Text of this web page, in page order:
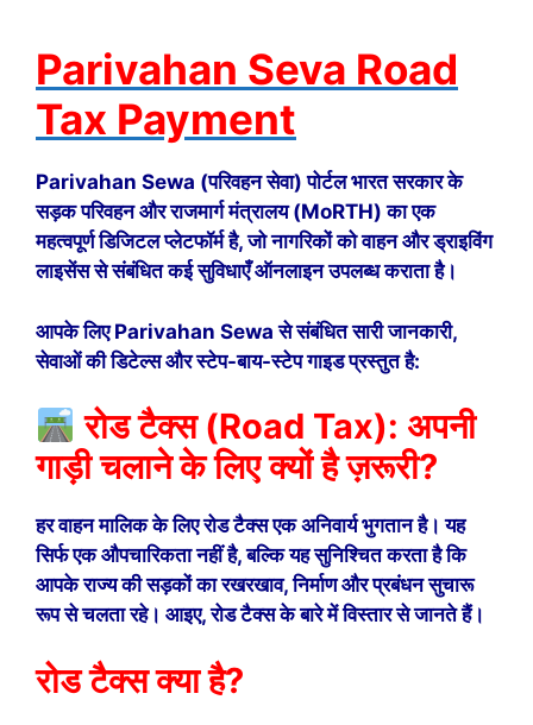
Parivahan Seva Road
Tax Payment
Parivahan Sewa (परिवहन सेवा) पोर्टल भारत सरकार के
सड़क परिवहन और राजमार्ग मंत्रालय (MoRTH) का एक
महत्वपूर्ण डिजिटल प्लेटफॉर्म है, जो नागरिकों को वाहन और ड्राइविंग
लाइसेंस से संबंधित कई सुविधाएँ ऑनलाइन उपलब्ध कराता है।
आपके लिए Parivahan Sewa से संबंधित सारी जानकारी,
सेवाओं की डिटेल्स और स्टेप-बाय-स्टेप गाइड प्रस्तुत है:
रोड टैक्स (Road Tax): अपनी
गाड़ी चलाने के लिए क्यों है ज़रूरी?
हर वाहन मालिक के लिए रोड टैक्स एक अनिवार्य भुगतान है। यह
सिर्फ एक औपचारिकता नहीं है, बल्कि यह सुनिश्चित करता है कि
आपके राज्य की सड़कों का रखरखाव, निर्माण और प्रबंधन सुचारू
रूप से चलता रहे। आइए, रोड टैक्स के बारे में विस्तार से जानते हैं।
रोड टैक्स क्या है?